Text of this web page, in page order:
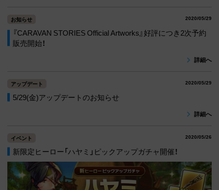
お知らせ 2020/05/29
『CARAVAN STORIES Official Artworks』好評につき2次予約
販売開始！
詳細へ
アップデート 2020/05/29
5/29(金)アップデートのお知らせ
詳細へ
イベント 2020/05/26
新限定ヒーロー「ハヤミ」ピックアップガチャ開催！